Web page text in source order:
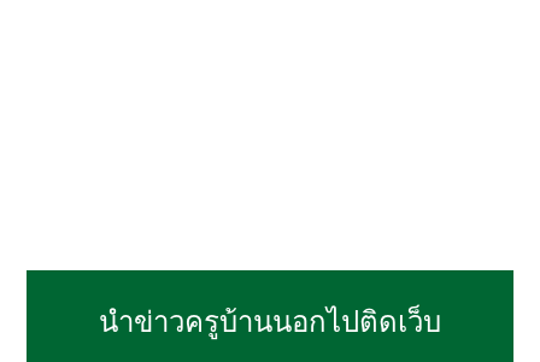
นำข่าวครูบ้านนอกไปติดเว็บ